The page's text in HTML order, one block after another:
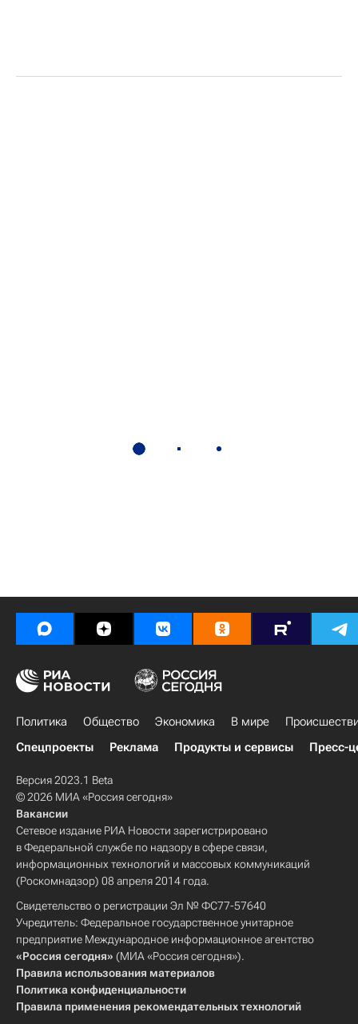
Политика Общество Экономика В мире
Спецпроекты
Реклама Продукты и сервисы Пресс-
Версия 2023.1 Beta
© 2026 МИА «Россия сегодня»
Вакансии
Сетевое издание РИА Новости зарегистрировано
в Федеральной службе по надзору в сфере связи,
информационных технологий и массовых коммуникаций
(Роскомнадзор) 08 апреля 2014 года.
Свидетельство о регистрации Эл № ФС77-57640
Учредитель: Федеральное государственное унитарное
предприятие Международное информационное агентство
«Россия сегодня» (МИА «Россия сегодня»).
Правила использования материалов
Политика конфиденциальности
Правила применения рекомендательных технологий